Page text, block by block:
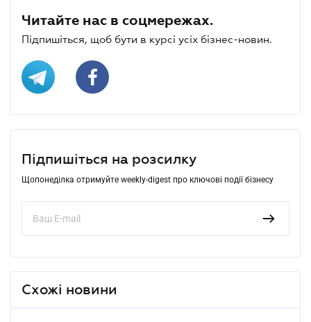
Читайте нас в соцмережах.
Підпишіться, щоб бути в курсі усіх бізнес-новин.
Підпишіться на розсилку
Щопонеділка отримуйте weekly-digest про ключові події бізнесу
Схожі новини